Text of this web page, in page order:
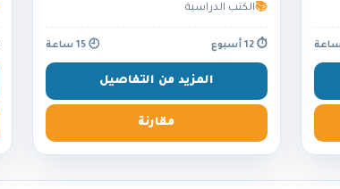
📚الكتب الدراسية
⏱ 12 أسبوع 🕘 15 ساعة
المزيد من التفاصيل
مقارنة